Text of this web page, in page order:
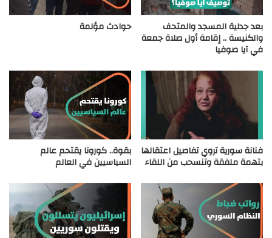
بعد جدلية المسجد والمتحف
والكنيسة .. إقامة أول صلاة جمعة
في آيا صوفيا
حوادث مؤلمة
فنانة سورية تروي تفاصيل اعتقالها
بتهمة ملفقة وتنسحب من اللقاء
بقوة.. كورونا يقتحم عالم
السياسيين في العالم